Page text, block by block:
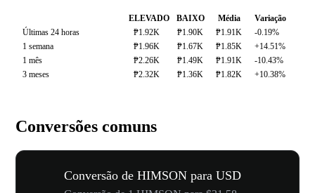
ELEVADO BAIXO Média
Variação
Últimas 24 horas
₱1.92K ₱1.90K ₱1.91K
-0.19%
1 semana
₱1.96K ₱1.67K ₱1.85K
+14.51%
1 mês
₱2.26K ₱1.49K ₱1.91K
-10.43%
3 meses
₱2.32K ₱1.36K ₱1.82K +10.38%
Conversões comuns
Conversão de HIMSON para USD